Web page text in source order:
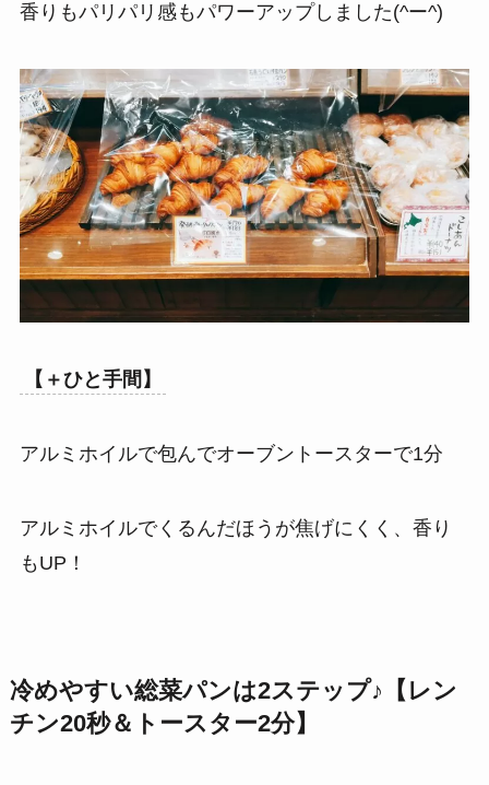
香りもパリパリ感もパワーアップしました(^ー^)
【＋ひと手間】
アルミホイルで包んでオーブントースターで1分
アルミホイルでくるんだほうが焦げにくく、香り
もUP！
冷めやすい総菜パンは2ステップ♪【レン
チン20秒＆トースター2分】